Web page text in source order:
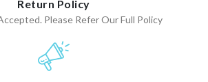
Return Policy
Please Refer Our Full Policy